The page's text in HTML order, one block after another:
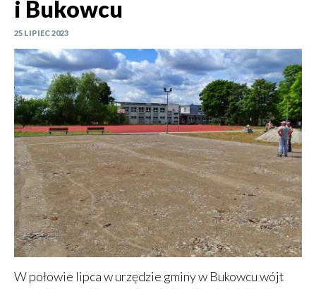
i Bukowcu
25 LIPIEC 2023
W połowie lipca w urzędzie gminy w Bukowcu wójt